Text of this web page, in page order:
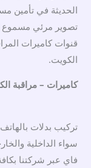
الحديثة في تأمين
تصوير مرئي مسموع
قنوات كاميرات
الكويت.
كاميرات – مراقبة
تركيب بدلات
سواء الداخلية
فاي عبر شركتنا